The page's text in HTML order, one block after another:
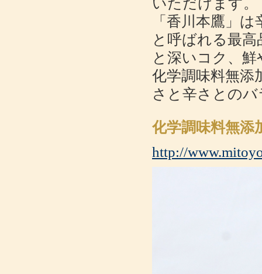
いただけます。
「香川本鷹」
と呼ばれる最
と深いコク、
化学調味料無添
さと辛さとの
化学調味料無
http://